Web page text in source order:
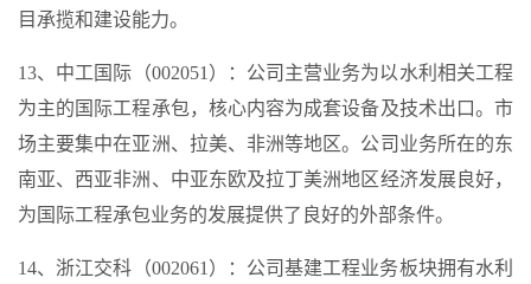
目承揽和建设能力。
13、中工国际（002051）：公司主营业务为以水利相关工程
为主的国际工程承包，核心内容为成套设备及技术出口。市
场主要集中在亚洲、拉美、非洲等地区。公司业务所在的东
南亚、西亚非洲、中亚东欧及拉丁美洲地区经济发展良好，
为国际工程承包业务的发展提供了良好的外部条件。
14、浙江交科（002061）：公司基建工程业务板块拥有水利